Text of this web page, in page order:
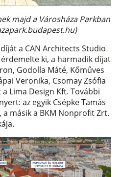
majd a Városháza Parkban
a CAN Architects Studio
ki, a harmadik díjat
Godolla Máté, Kőműves
Veronika, Csomay Zsófia
Lima Design Kft. További
az egyik Csépke Tamás
a másik a BKM Nonprofit Zrt.